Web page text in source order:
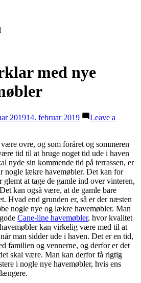
med nye
201914. februar 2019
Leave a
ovre, og som foråret og sommeren
tid til at bruge noget tid ude i haven
nyde sin kommende tid på terrassen, er
nogle lækre havemøbler. Det kan for
glemt at tage de gamle ind over vinteren,
kan også være, at de gamle bare
Hvad end grunden er, så er der næsten
nogle nye og lækre havemøbler. Man
Cane-line havemøbler, hvor kvalitet
kan virkelig være med til at
man sidder ude i haven. Det er en tid,
familien og vennerne, og derfor er det
skal være. Man kan derfor få rigtig
i nogle nye havemøbler, hvis ens